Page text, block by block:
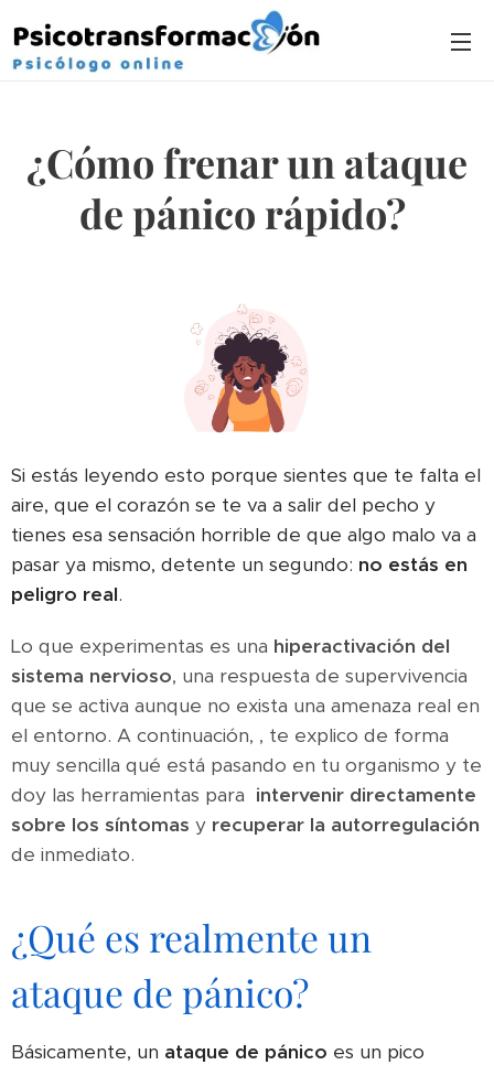
¿Cómo frenar un ataque
de pánico rápido?
Si estás leyendo esto porque sientes que te falta el
aire, que el corazón se te va a salir del pecho y
tienes esa sensación horrible de que algo malo va a
pasar ya mismo, detente un segundo: no estás en
peligro real.
Lo que experimentas es una hiperactivación del
sistema nervioso, una respuesta de supervivencia
que se activa aunque no exista una amenaza real en
el entorno. A continuación, , te explico de forma
muy sencilla qué está pasando en tu organismo y te
doy las herramientas para intervenir directamente
sobre los síntomas y recuperar la autorregulación
de inmediato.
¿Qué es realmente un
ataque de pánico?
Básicamente, un ataque de pánico es un pico